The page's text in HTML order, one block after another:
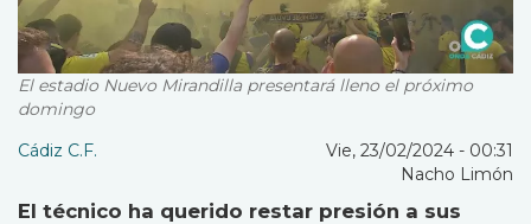
El estadio Nuevo Mirandilla presentará lleno el próximo
domingo
Cádiz C.F.
Vie, 23/02/2024 - 00:31
Nacho Limón
El técnico ha querido restar presión a sus